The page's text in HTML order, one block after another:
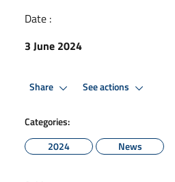
Date :
3 June 2024
Share See actions
Categories:
2024
News